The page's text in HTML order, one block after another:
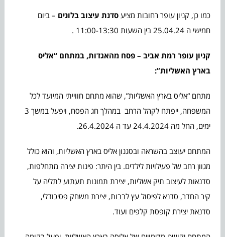
כמו כן, קניון עופר רחובות מציעסדנת עיצוב בלונים – ביום
חמישי ה 25.04.24 בין השעות 11:00-13:30 .
קניון עופר רמת אביב – פסח מהאגדות, במתחם “אליס
בארץ האשליות”:
מתחם “אליס בארץ האשליות”, שהוא מתחם חווייתי המיועד לכל
המשפחה, ייפתח לקהל הרחב במהלך חג הפסח, ויפעל במשך 3
ימים, החל מה 24.4.2024 עד ה 26.4.2024.
המתחם יעוצב בהשראה ובסגנון אליס בארץ האשליות, והוא כולל
מגוון רחב של פעילויות לילדים. בין היתר: פינות יצירה מתחלפות,
סדנאות לעיצוב תיק אשליות, יצירת תמונות תעתוע לתליה על
קיר החדר, סדנא לפיסול עץ לבבות, יצירת משחק פסיכודלי,
סדנאת יצירת קופסת קלפים ועוד.